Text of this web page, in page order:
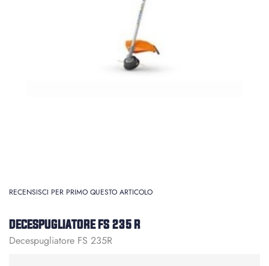
RECENSISCI PER PRIMO QUESTO ARTICOLO
DECESPUGLIATORE FS 235 R
Decespugliatore FS 235R